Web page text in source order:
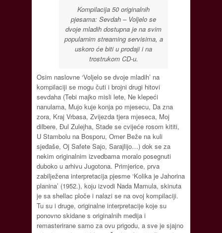
Kompilacija 50 originalnih
pjesama: Sevdah – Voljelo se
dvoje mladih dostupna je na svim
popularnim streaming servisima, a
uskoro će biti u prodaji i na
trostrukom CD-u.
Osim naslovne ‘Voljelo se dvoje mladih’ na
kompilaciji se mogu čuti i brojni drugi hitovi
sevdaha (Tebi majko misli lete, Ne klepeći
nanulama, Mujo kuje konja po mjesecu, Da zna
zora, Kraj Vrbasa, Zvijezda tjera mjeseca, Moj
dilbere, Đul Zulejha, Stade se cvijeće rosom kititi,
U Stambolu na Bosporu, Omer Beže na kuli
sjeđaše, Oj Safete Sajo, Sarajlijo…) dok se za
nekim originalnim izvedbama moralo posegnuti
duboko u arhivu Jugotona. Primjerice, prva
zabilježena interpretacija pjesme ‘Kolika je Jahorina
planina’ (1952.), koju izvodi Nada Mamula, skinuta
je sa shellac ploče i nalazi se na ovoj kompilaciji.
Tu su i druge, originalne interpretacije koje su
ponovno skidane s originalnih medija i
remasterirane samo za ovu prigodu, a sve je sjajno